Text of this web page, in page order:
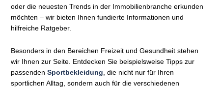
oder die neuesten Trends in der Immobilienbranche erkunden
möchten – wir bieten Ihnen fundierte Informationen und
hilfreiche Ratgeber.
Besonders in den Bereichen Freizeit und Gesundheit stehen
wir Ihnen zur Seite. Entdecken Sie beispielsweise Tipps zur
passendenSportbekleidung, die nicht nur für Ihren
sportlichen Alltag, sondern auch für die verschiedenen